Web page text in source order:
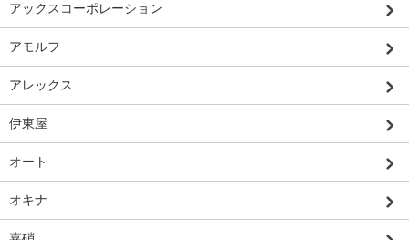
アックスコーポレーション
アモルフ
アレックス
伊東屋
オート
オキナ